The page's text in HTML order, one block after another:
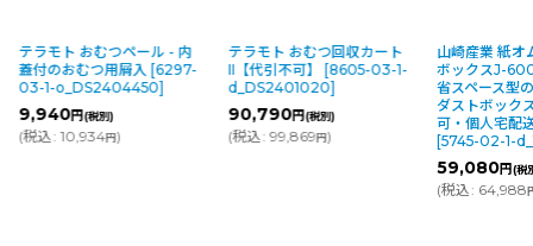
テラモト おむつペール - 内
蓋付のおむつ用屑入 [6297-
03-1-o_DS2404450]
9,940円(税別)
(税込: 10,934円)
テラモト おむつ回収カート
II【代引不可】
[8605-03-1-
d_DS2401020]
90,790円(税別)
(税込: 99,869円)
山崎産業 紙オ
ボックスJ-
省スペース型
ダストボック
可・個人宅配
[5745-02-1-
59,080円(税
(税込: 64,988